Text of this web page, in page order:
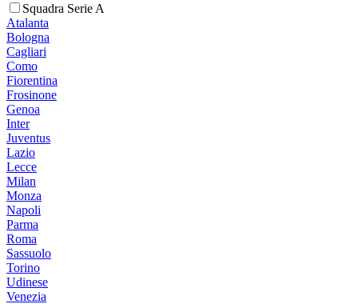
Squadra Serie A
Atalanta
Bologna
Cagliari
Como
Fiorentina
Frosinone
Genoa
Inter
Juventus
Lazio
Lecce
Milan
Monza
Napoli
Parma
Roma
Sassuolo
Torino
Udinese
Venezia